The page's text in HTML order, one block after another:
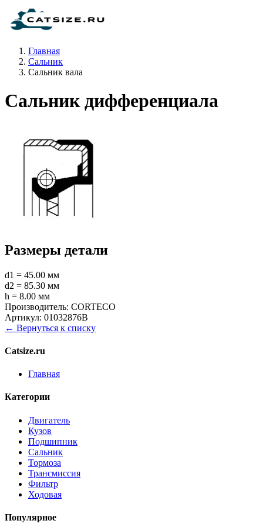
Главная
Сальник
Сальник вала
Сальник дифференциала
Размеры детали
d1 = 45.00 мм
d2 = 85.30 мм
h = 8.00 мм
Производитель: CORTECO
Артикул: 01032876B
← Вернуться к списку
Catsize.ru
Главная
Категории
Двигатель
Кузов
Подшипник
Сальник
Тормоза
Трансмиссия
Фильтр
Ходовая
Популярное